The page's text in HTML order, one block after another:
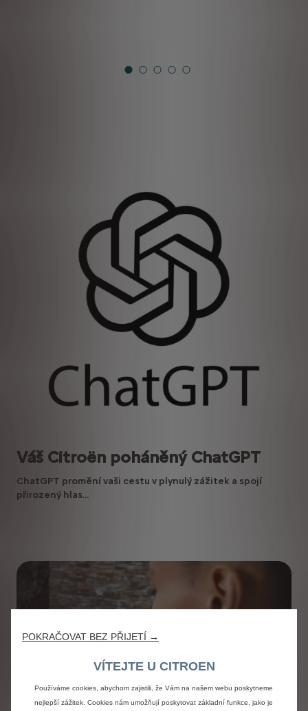
Váš Citroën poháněný ChatGPT
ChatGPT promění vaši cestu v plynulý zážitek a spojí
přirozený hlas...
POKRAČOVAT BEZ PŘIJETÍ →
VÍTEJTE U CITROEN
Používáme cookies, abychom zajistili, že Vám na našem webu poskytneme
nejlepší zážitek. Cookies nám umožňují poskytovat základní funkce, jako je